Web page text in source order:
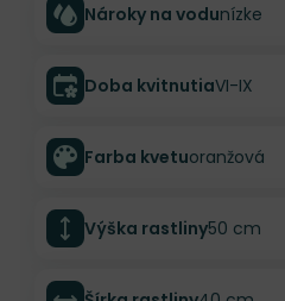
Nároky na vodunízke
Doba kvitnutiaVI-IX
Farba kvetuoranžová
Výška rastliny50 cm